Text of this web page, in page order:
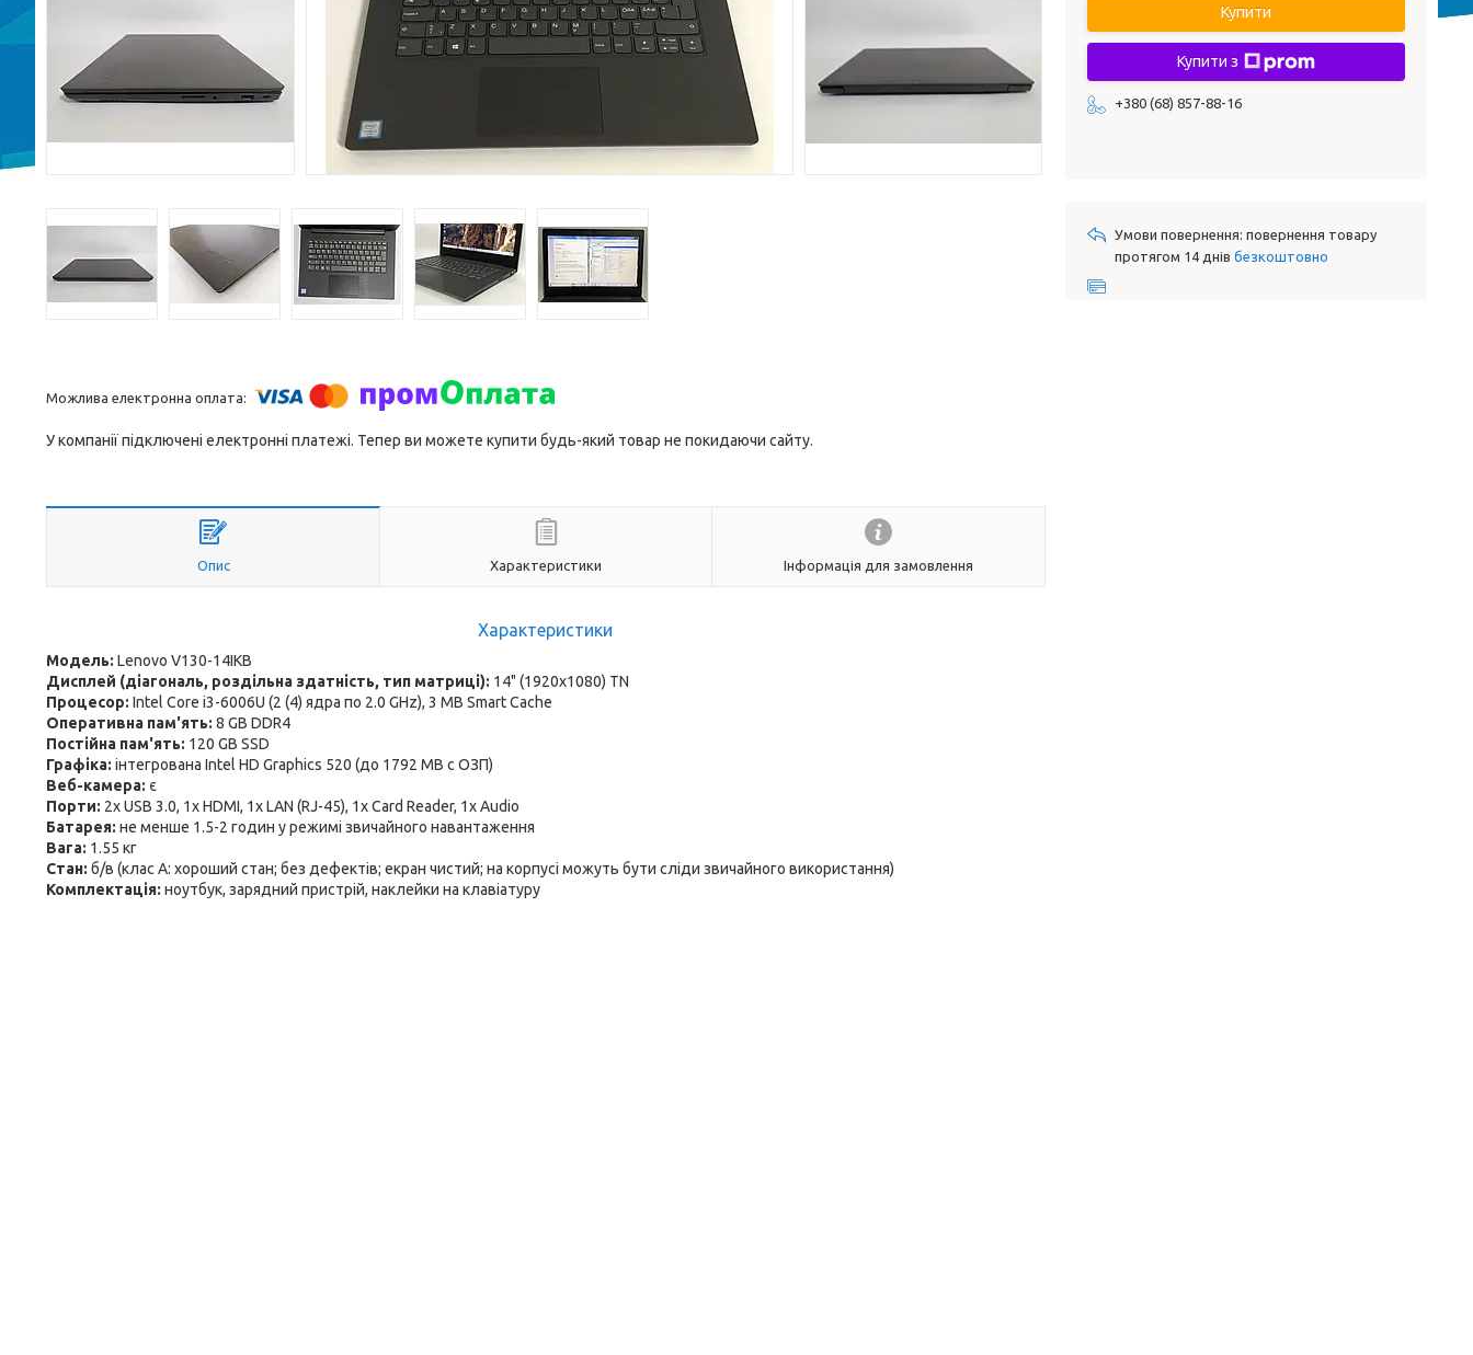
У компанії підключені електронні платежі. Тепер ви можете купити будь-який товар не покидаючи сайту.
Опис Характеристики Інформація для замовлення
Характеристики
Модель: Lenovo V130-14IKB
Дисплей (діагональ, роздільна здатність, тип матриці): 14" (1920x1080) TN
Процесор: Intel Core i3-6006U (2 (4) ядра по 2.0 GHz), 3 MB Smart Cache
Оперативна пам'ять: 8 GB DDR4
Постійна пам'ять: 120 GB SSD
Графіка: інтегрована Intel HD Graphics 520 (до 1792 MB с ОЗП)
Веб-камера: є
Порти: 2x USB 3.0, 1x HDMI, 1x LAN (RJ-45), 1x Card Reader, 1x Audio
Батарея: не менше 1.5-2 годин у режимі звичайного навантаження
Вага: 1.55 кг
Стан: б/в (клас А: хороший стан; без дефектів; екран чистий; на корпусі можуть бути сліди звичайного використання)
Комплектація: ноутбук, зарядний пристрій, наклейки на клавіатуру
Купити
Купити з
+380 (68) 857-88-16
повернення товару
протягом 14 днів безкоштовно